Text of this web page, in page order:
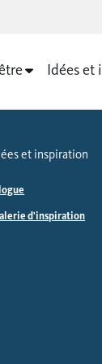
Idées et
et inspiration
d'inspiration